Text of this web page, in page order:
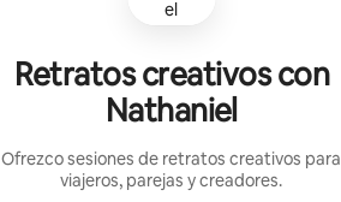
Retratos creativos con
Nathaniel
Ofrezco sesiones de retratos creativos para
viajeros, parejas y creadores.